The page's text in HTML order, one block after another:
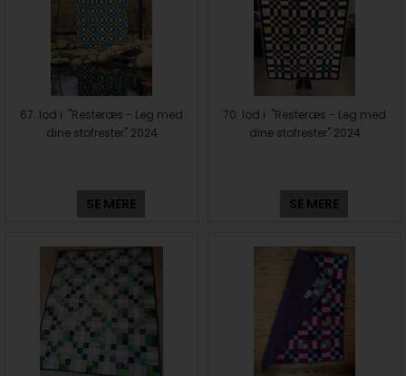
67. lod i "Resteræs - Leg med
dine stofrester" 2024
SE MERE
70. lod i "Resteræs - Leg med
dine stofrester" 2024
SE MERE